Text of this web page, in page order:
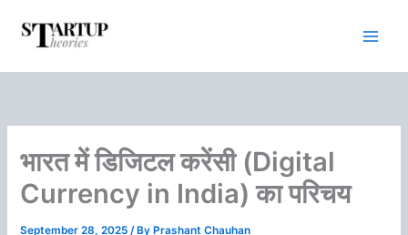
content
भारत में डिजिटल करेंसी (Digital
Currency in India) का परिचय
September 28, 2025/ By Prashant Chauhan